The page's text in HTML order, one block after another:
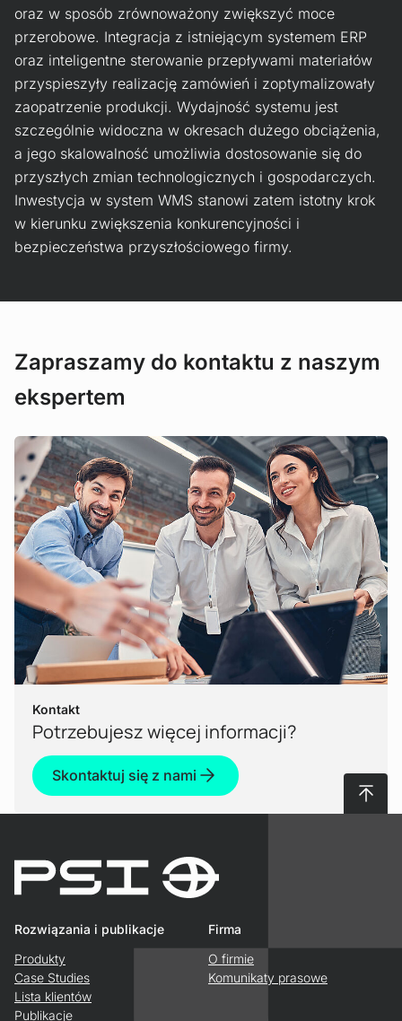
oraz w sposób zrównoważony zwiększyć moce
przerobowe. Integracja z istniejącym systemem ERP
oraz inteligentne sterowanie przepływami materiałów
przyspieszyły realizację zamówień i zoptymalizowały
zaopatrzenie produkcji. Wydajność systemu jest
szczególnie widoczna w okresach dużego obciążenia,
a jego skalowalność umożliwia dostosowanie się do
przyszłych zmian technologicznych i gospodarczych.
Inwestycja w system WMS stanowi zatem istotny krok
w kierunku zwiększenia konkurencyjności i
bezpieczeństwa przyszłościowego firmy.
Zapraszamy do kontaktu z naszym
ekspertem
Kontakt
Potrzebujesz więcej informacji?
Skontaktuj się z nami
Rozwiązania i publikacje
Produkty
Case Studies
Lista klientów
Publikacje
Firma
O firmie
Komunikaty prasowe
Do